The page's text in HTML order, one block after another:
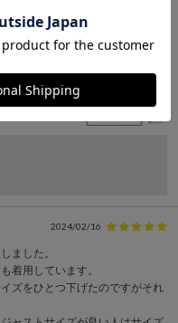
パツにならないし、丈が短いの
まとまります。色も落ち着いた
でリップクリームくらいしか入
2024/02/16
ました。
着用しています。
ズをひとつ下げたのですがそれ